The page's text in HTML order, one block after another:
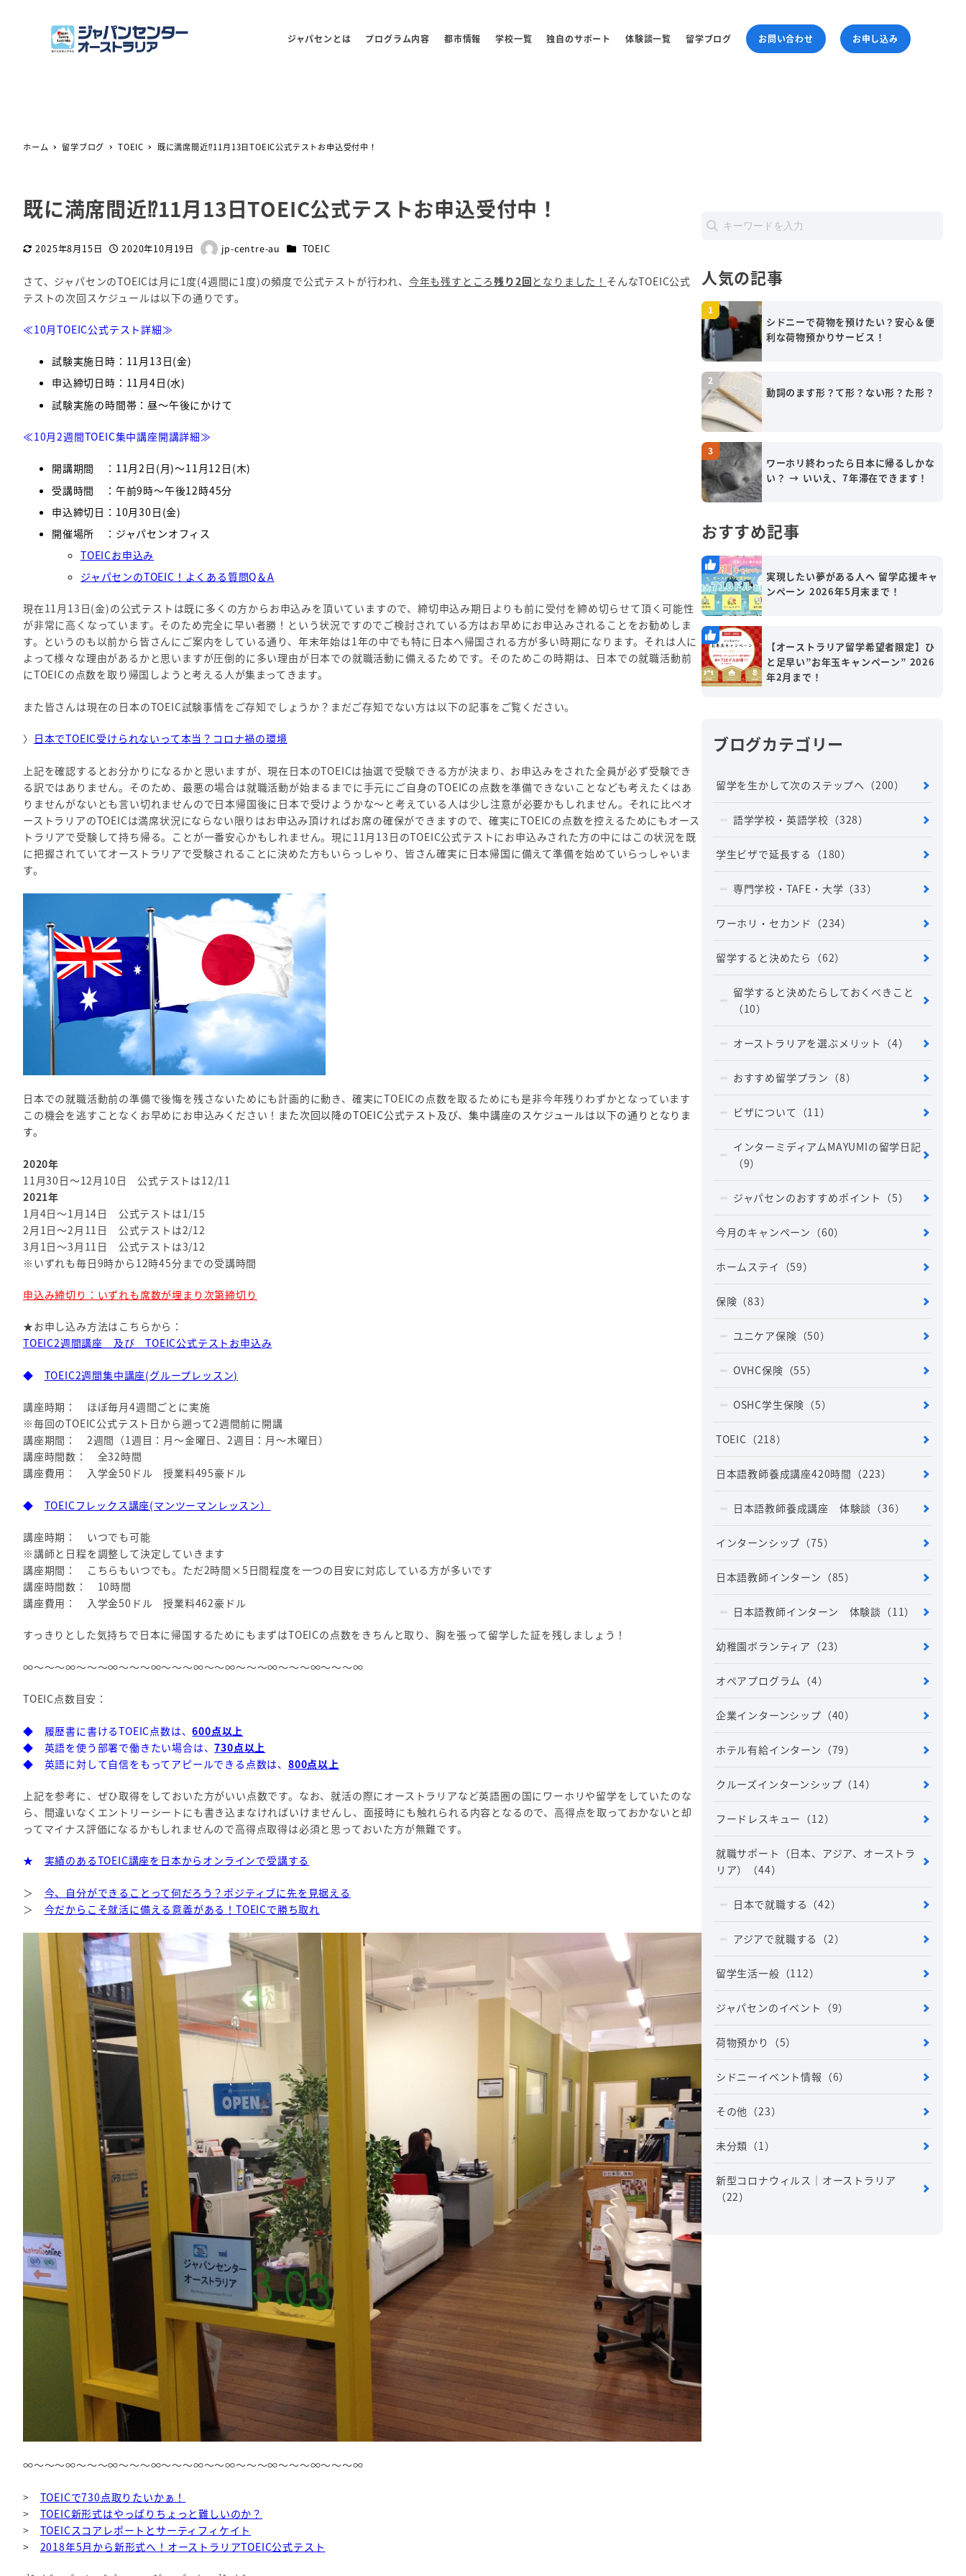
ジャパセンとは プログラム内容 都市情報 学校一覧 独自のサポート 体験談一覧 留学ブログ お問い合わせ お申し込み
ホーム 留学ブログ TOEIC 既に満席間近⁉11月13日TOEIC公式テストお申込受付中！
既に満席間近⁉11月13日TOEIC公式テストお申込受付中！
更新日2025年8月15日 投稿日2020年10月19日
著
jp-centre-au カテゴリー
TOEIC
さて、ジャパセンのTOEICは月に1度(4週間に1度)の頻度で公式テストが行われ、 今年も残すところ残り2回 となりました！ そんなTOEIC公式
テストの次回スケジュールは以下の通りです。
≪10月TOEIC公式テスト詳細≫
試験実施日時：11月13日(金)
申込締切日時：11月4日(水)
試験実施の時間帯：昼～午後にかけて
≪10月2週間TOEIC集中講座開講詳細≫
開講期間 ：11月2日(月)～11月12日(木)
受講時間 ：午前9時～午後12時45分
申込締切日：10月30日(金)
開催場所 ：ジャパセンオフィス
TOEICお申込み
ジャパセンのTOEIC！よくある質問Q＆A
現在11月13日(金)の公式テストは既に多くの方からお申込みを頂いていますので、締切申込み期日よりも前に受付を締め切らせて頂く可能性
が非常に高くなっています。そのため完全に早い者勝！という状況ですのでご検討されている方はお早めにお申込みされることをお勧めしま
す。というのも以前から皆さんにご案内をしている通り、年末年始は1年の中でも特に日本へ帰国される方が多い時期になります。それは人に
よって様々な理由があるかと思いますが圧倒的に多い理由が日本での就職活動に備えるためです。そのためこの時期は、日本での就職活動前
にTOEICの点数を取り帰国しようと考える人が集まってきます。
また皆さんは現在の日本のTOEIC試験事情をご存知でしょうか？まだご存知でない方は以下の記事をご覧ください。
〉 日本でTOEIC受けられないって本当？コロナ禍の環境
上記を確認するとお分かりになるかと思いますが、現在日本のTOEICは抽選で受験できる方が決まり、お申込みをされた全員が必ず受験でき
る訳ではありません。そのため、最悪の場合は就職活動が始まるまでに手元にご自身のTOEICの点数を準備できないことなども考えたくはあ
りませんがないとも言い切れませんので日本帰国後に日本で受けようかな～と考えている人は少し注意が必要かもしれません。それに比べオ
ーストラリアのTOEICは満席状況にならない限りはお申込み頂ければお席の確保ができますので、確実にTOEICの点数を控えるためにもオース
トラリアで受験して持ち帰る。ことが一番安心かもしれません。現に11月13日のTOEIC公式テストにお申込みされた方の中にはこの状況を既
に把握されていてオーストラリアで受験されることに決めた方もいらっしゃり、皆さん確実に日本帰国に備えて準備を始めていらっしゃいま
す。
日本での就職活動前の準備で後悔を残さないためにも計画的に動き、確実にTOEICの点数を取るためにも是非今年残りわずかとなっています
この機会を逃すことなくお早めにお申込みください！ また次回以降のTOEIC公式テスト及び、集中講座のスケジュールは以下の通りとなりま
す。
2020年
11月30日～12月10日 公式テストは12/11
2021年
1月4日～1月14日 公式テストは1/15
2月1日～2月11日 公式テストは2/12
3月1日～3月11日 公式テストは3/12
※いずれも毎日9時から12時45分までの受講時間
申込み締切り： いずれも席数が埋まり次第締切 り
★お申し込み方法はこちらから：
TOEIC2週間講座 及び TOEIC公式テストお申込み
◆ TOEIC2週間集中講座(グループレッスン)
講座時期： ほぼ毎月4週間ごとに実施
※毎回のTOEIC公式テスト日から遡って2週間前に開講
講座期間： 2週間（1週目：月～金曜日、2週目：月～木曜日）
講座時間数： 全32時間
講座費用： 入学金50ドル 授業料495豪ドル
◆ TOEICフレックス講座(マンツーマンレッスン）
講座時期： いつでも可能
※講師と日程を調整して決定していきます
講座期間： こちらもいつでも。ただ2時間×5日間程度を一つの目安に対応している方が多いです
講座時間数： 10時間
講座費用： 入学金50ドル 授業料462豪ドル
すっきりとした気持ちで日本に帰国するためにもまずはTOEICの点数をきちんと取り、胸を張って留学した証を残しましょう！
∞～～～∞～～～∞～～～∞～～～∞～～∞～～～∞～～～∞～～～∞
TOEIC点数目安：
◆ 履歴書に書けるTOEIC点数は、600点以上
◆ 英語を使う部署で働きたい場合は、730点以上
◆ 英語に対して自信をもってアピールできる点数は、 800点以上
上記を参考に、ぜひ取得をしておいた方がいい点数です。なお、就活の際にオーストラリアなど英語圏の国にワーホリや留学をしていたのな
ら、間違いなくエントリーシートにも書き込まなければいけませんし、面接時にも触れられる内容となるので、高得点を取っておかないと却
ってマイナス評価になるかもしれませんので高得点取得は必須と思っておいた方が無難です。
★ 実績のあるTOEIC講座を日本からオンラインで受講する
＞ 今、自分ができることって何だろう？ポジティブに先を見据える
＞ 今だからこそ就活に備える意義がある！TOEICで勝ち取れ
∞～～～∞～～～∞～～～∞～～～∞～～∞～～～∞～～～∞～～～∞
> TOEICで730点取りたいかぁ！
> TOEIC新形式はやっぱりちょっと難しいのか？
> TOEICスコアレポートとサーティフィケイト
>
2018年5月から新形式へ！オーストラリアTOEIC公式テスト
人気の記事
シドニーで荷物を預けたい？安心＆便
利な荷物預かりサービス！
動詞のます形？て形？ない形？た形？
ワーホリ終わったら日本に帰るしかな
い？ → いいえ、7年滞在できます！
おすすめ記事
実現したい夢がある人へ 留学応援キャ
ンペーン 2026年5月末まで！
【オーストラリア留学希望者限定】ひ
と足早い”お年玉キャンペーン” 2026
年2月まで！
ブログカテゴリー
留学を生かして次のステップへ （200）
語学学校・英語学校 （328）
学生ビザで延長する （180）
専門学校・TAFE・大学 （33）
ワーホリ・セカンド （234）
留学すると決めたら （62）
留学すると決めたらしておくべきこと
（10）
オーストラリアを選ぶメリット （4）
おすすめ留学プラン （8）
ビザについて （11）
インターミディアムMAYUMIの留学日記
（9）
ジャパセンのおすすめポイント （5）
今月のキャンペーン （60）
ホームステイ （59）
保険 （83）
ユニケア保険 （50）
OVHC保険 （55）
OSHC学生保険 （5）
TOEIC （218）
日本語教師養成講座420時間 （223）
日本語教師養成講座 体験談 （36）
インターンシップ （75）
日本語教師インターン （85）
日本語教師インターン 体験談 （11）
幼稚園ボランティア （23）
オペアプログラム （4）
企業インターンシップ （40）
ホテル有給インターン （79）
クルーズインターンシップ （14）
フードレスキュー （12）
就職サポート（日本、アジア、オーストラ
リア）
（44）
日本で就職する （42）
アジアで就職する （2）
留学生活一般 （112）
ジャパセンのイベント （9）
荷物預かり （5）
シドニーイベント情報 （6）
その他 （23）
未分類 （1）
新型コロナウィルス｜オーストラリア
（22）